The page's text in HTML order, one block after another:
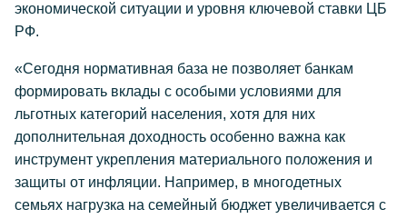
экономической ситуации и уровня ключевой ставки ЦБ
РФ.
«Сегодня нормативная база не позволяет банкам
формировать вклады с особыми условиями для
льготных категорий населения, хотя для них
дополнительная доходность особенно важна как
инструмент укрепления материального положения и
защиты от инфляции. Например, в многодетных
семьях нагрузка на семейный бюджет увеличивается с